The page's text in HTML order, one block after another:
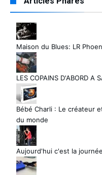
Maison du Blues: LR
LES COPAINS D'ABORD A
Bébé Charli : Le créateur
du monde
Aujourd'hui c'est la